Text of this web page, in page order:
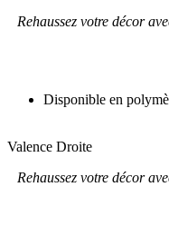
Rehaussez votre décor
Disponible en
Valence Droite
Rehaussez votre décor